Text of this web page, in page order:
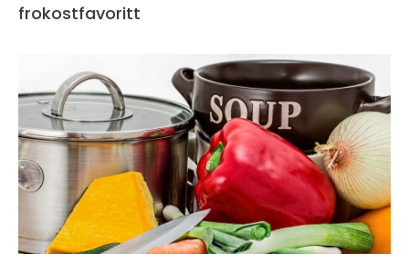
frokostfavoritt